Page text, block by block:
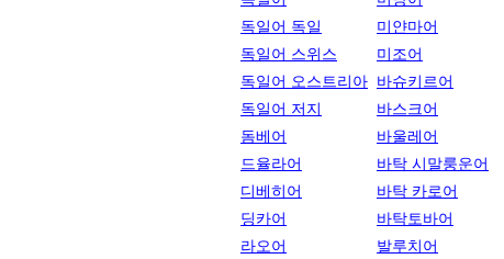
독일어 독일
독일어 스위스
독일어 오스트리아
독일어 저지
돔베어
드율라어
디베히어
딩카어
라오어
미얀마어
미조어
바슈키르어
바스크어
바울레어
바탁 시말룽운어
바탁 카로어
바탁토바어
발루치어